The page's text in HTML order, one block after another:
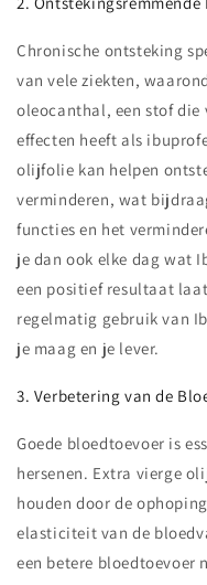
Chronische ontsteking
van vele ziekten,
oleocanthal, een stof die
effecten heeft als
olijfolie kan helpen
verminderen, wat
functies en het
je dan ook elke dag wat
een positief resultaat
regelmatig gebruik van
je maag en je lever.
3. Verbetering van de
Goede bloedtoevoer is
hersenen. Extra vierge
houden door de
elasticiteit van de
een betere bloedtoevoer